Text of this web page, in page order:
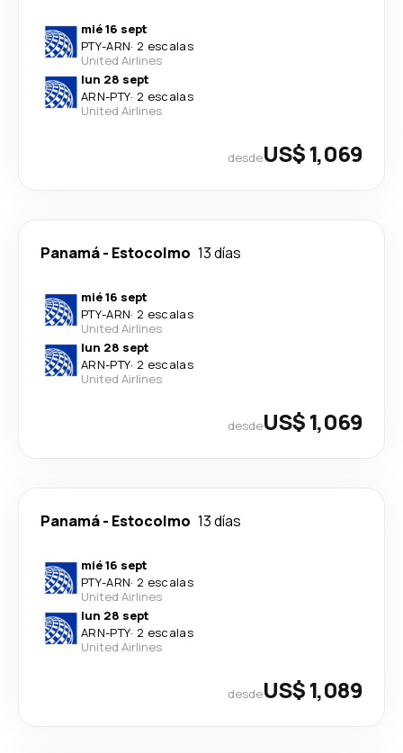
mié 16 sept
PTY-ARN· 2 escalas
United Airlines
lun 28 sept
ARN-PTY· 2 escalas
United Airlines
desdeUS$ 1,069
Panamá- Estocolmo 13 días
mié 16 sept
PTY-ARN· 2 escalas
United Airlines
lun 28 sept
ARN-PTY· 2 escalas
United Airlines
desdeUS$ 1,069
Panamá- Estocolmo 13 días
mié 16 sept
PTY-ARN· 2 escalas
United Airlines
lun 28 sept
ARN-PTY· 2 escalas
United Airlines
desdeUS$ 1,089